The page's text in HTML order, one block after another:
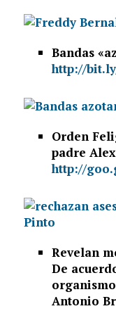
Bandas
http://
Orden
padre
http://
Revelan
De
Antonio